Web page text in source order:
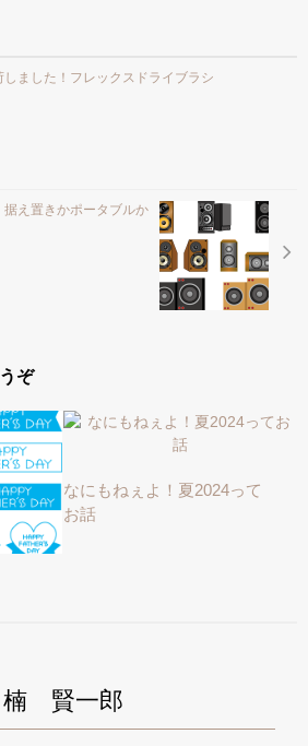
しました！フレックスドライブラシ
据え置きかポータブルか
ぞ
なにもねぇよ！夏2024って
お話
楠 賢一郎